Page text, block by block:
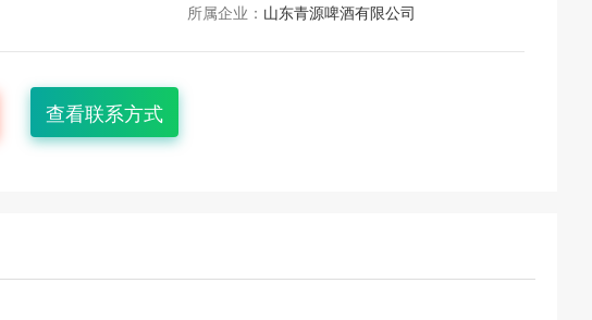
所属企业： 山东青源啤酒有限公司
查看联系方式